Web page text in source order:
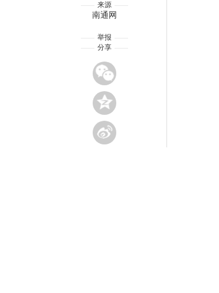
来源
南通网
举报
分享